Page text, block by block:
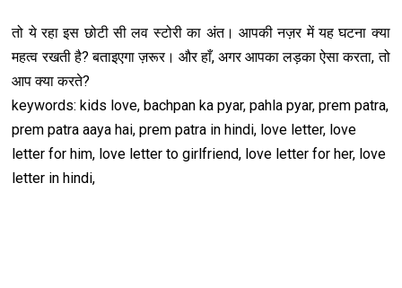
तो ये रहा इस छोटी सी लव स्टोरी का अंत। आपकी नज़र में यह घटना क्या
महत्व रखती है? बताइएगा ज़रूर। और हाँ, अगर आपका लड़का ऐसा करता, तो
आप क्या करते?
keywords: kids love, bachpan ka pyar, pahla pyar, prem patra,
prem patra aaya hai, prem patra in hindi, love letter, love
letter for him, love letter to girlfriend, love letter for her, love
letter in hindi,